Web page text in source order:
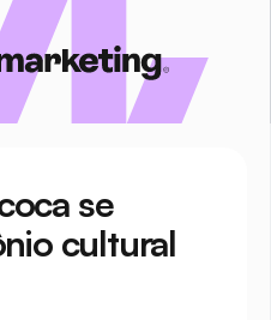
se
cultural